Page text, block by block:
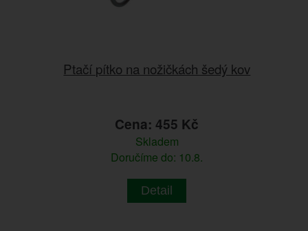
Ptačí pítko na nožičkách šedý kov
Cena: 455 Kč
Skladem
Doručíme do: 10.8.
Detail